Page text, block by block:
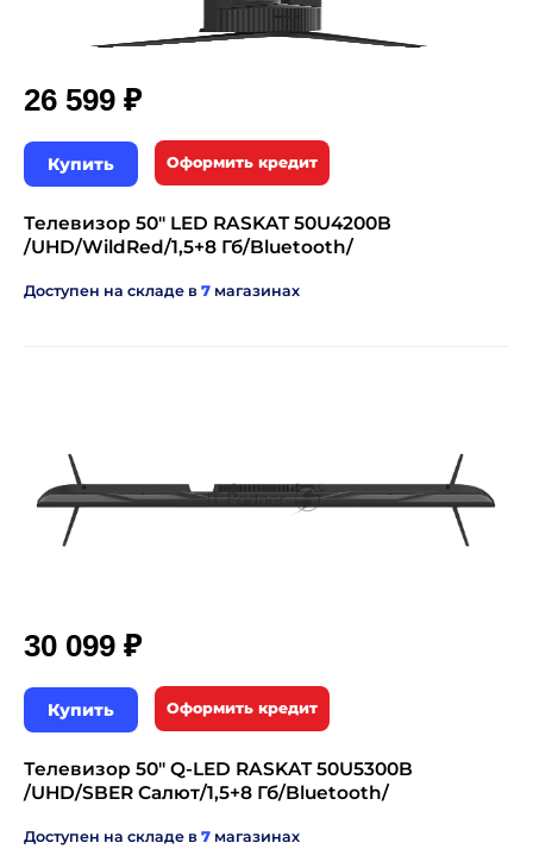
26 599 ₽
Купить Оформить кредит
Телевизор 50" LED RASKAT 50U4200B
/UHD/WildRed/1,5+8 Гб/Bluetooth/
Доступен на складе в 7 магазинах
30 099 ₽
Купить Оформить кредит
Телевизор 50" Q-LED RASKAT 50U5300B
/UHD/SBER Салют/1,5+8 Гб/Bluetooth/
Доступен на складе в 7 магазинах